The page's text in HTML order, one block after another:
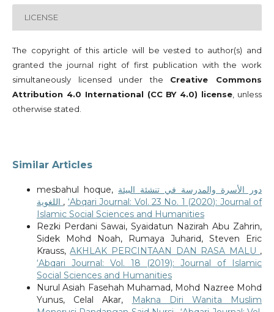
LICENSE
The copyright of this article will be vested to author(s) and
granted the journal right of first publication with the work
simultaneously licensed under the Creative Commons
Attribution 4.0 International (CC BY 4.0) license , unless
otherwise stated.
Similar Articles
mesbahul hoque, دور الأسرة والمدرسة في تنشئة البيئة
, ‘Abqari Journal: Vol. 23 No. 1 (2020): Journal of
Islamic Social Sciences and Humanities
Rezki Perdani Sawai, Syaidatun Nazirah Abu Zahrin,
Sidek Mohd Noah, Rumaya Juharid, Steven Eric
Krauss,AKHLAK PERCINTAAN DAN RASA MALU ,
‘Abqari Journal: Vol. 18 (2019): Journal of Islamic
Social Sciences and Humanities
Nurul Asiah Fasehah Muhamad, Mohd Nazree Mohd
Yunus, Celal Akar,
Makna Diri Wanita Muslim